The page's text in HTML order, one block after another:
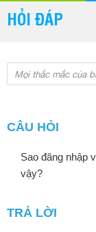
HỎI ĐÁP
CÂU HỎI
Sao đăng nhập
vậy?
TRẢ LỜI